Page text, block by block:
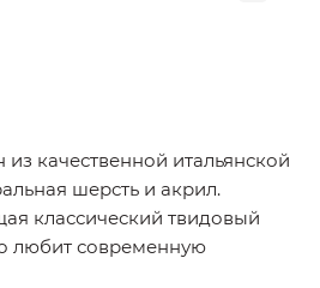
качественной итальянской
шерсть и акрил.
классический твидовый
любит современную